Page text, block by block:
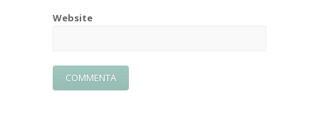
Website